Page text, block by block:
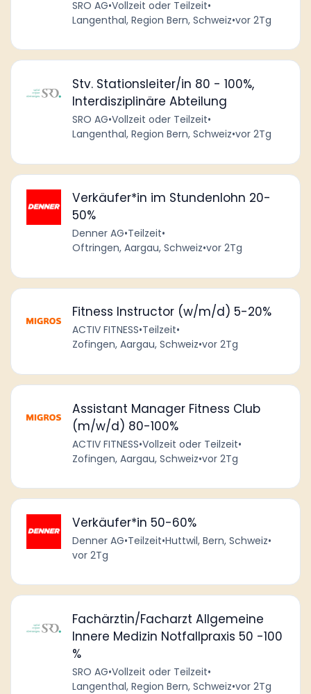
SRO AG•Vollzeit oder Teilzeit•
Langenthal, Region Bern, Schweiz•vor 2Tg
Stv. Stationsleiter/in 80 - 100%,
Interdisziplinäre Abteilung
SRO AG•Vollzeit oder Teilzeit•
Langenthal, Region Bern, Schweiz•vor 2Tg
Verkäufer*in im Stundenlohn 20-
50%
Denner AG•Teilzeit•
Oftringen, Aargau, Schweiz•vor 2Tg
Fitness Instructor (w/m/d) 5-20%
ACTIV FITNESS•Teilzeit•
Zofingen, Aargau, Schweiz•vor 2Tg
Assistant Manager Fitness Club
(m/w/d) 80-100%
ACTIV FITNESS•Vollzeit oder Teilzeit•
Zofingen, Aargau, Schweiz•vor 2Tg
Verkäufer*in 50-60%
Denner AG•Teilzeit•Huttwil, Bern, Schweiz•
vor 2Tg
Fachärztin/Facharzt Allgemeine
Innere Medizin Notfallpraxis 50 -100
%
SRO AG•Vollzeit oder Teilzeit•
Langenthal, Region Bern, Schweiz•vor 2Tg